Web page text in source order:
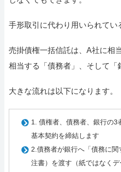
手形取引に代わり用いられてい
売掛債権一括信託は、A社に相
相当する「債務者」、そして「
大きな流れは以下になります。
1. 債権者、債務者、銀行の3
基本契約を締結します
2.債務者が銀行へ「債務に
注書）を渡す（紙ではなくデ